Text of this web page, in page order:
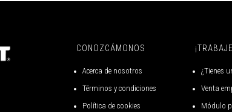
CONOZCÁMONOS
Acerca de nosotros
Términos y condiciones
Política de cookies
¿Tienes
Venta
Módulo